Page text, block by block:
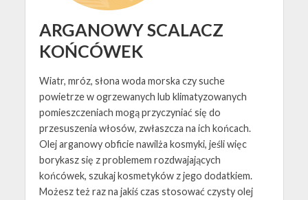
ARGANOWY SCALACZ
KOŃCÓWEK
Wiatr, mróz, słona woda morska czy suche
powietrze w ogrzewanych lub klimatyzowanych
pomieszczeniach mogą przyczyniać się do
przesuszenia włosów, zwłaszcza na ich końcach.
Olej arganowy obficie nawilża kosmyki, jeśli więc
borykasz się z problemem rozdwajających
końcówek, szukaj kosmetyków z jego dodatkiem.
Możesz też raz na jakiś czas stosować czysty olej